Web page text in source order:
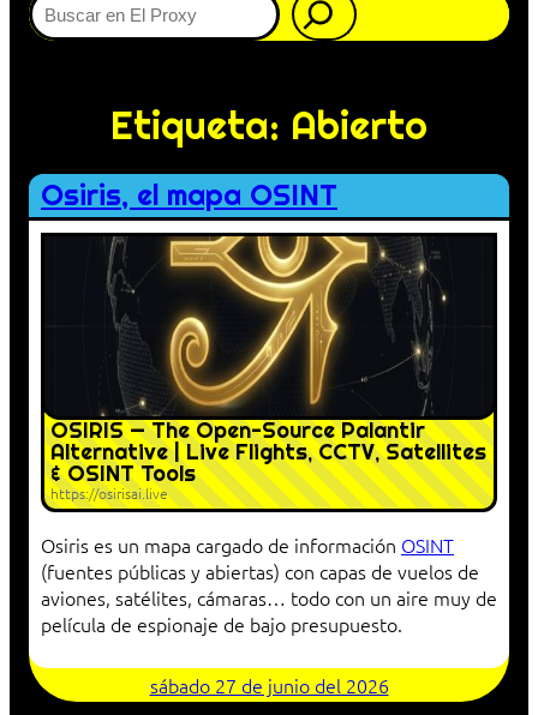
Etiqueta: Abierto
Osiris, el mapa OSINT
OSIRIS — The Open-Source Palantir
Alternative | Live Flights, CCTV, Satellites
& OSINT Tools
https://osirisai.live
Osiris es un mapa cargado de información OSINT
(fuentes públicas y abiertas) con capas de vuelos de
aviones, satélites, cámaras… todo con un aire muy de
película de espionaje de bajo presupuesto.
sábado 27 de junio del 2026